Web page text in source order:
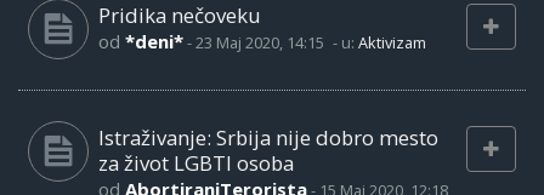
Pridika nečoveku
od *deni*-23 Maj 2020, 14:15 - u: Aktivizam
Istraživanje: Srbija nije dobro mesto
za život LGBTI osoba
od AbortiraniTerorista- 15 Maj 2020, 12:18